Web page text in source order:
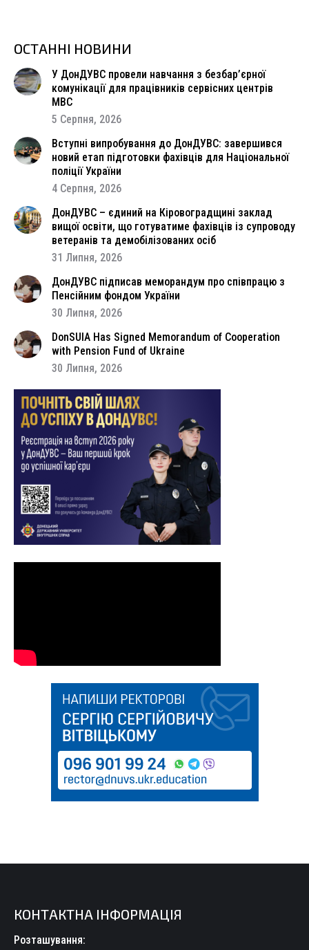
ОСТАННІ НОВИНИ
У ДонДУВС провели навчання з безбар’єрної
комунікації для працівників сервісних центрів
МВС
5 Серпня, 2026
Вступні випробування до ДонДУВС: завершився
новий етап підготовки фахівців для Національної
поліції України
4 Серпня, 2026
ДонДУВС – єдиний на Кіровоградщині заклад
вищої освіти, що готуватиме фахівців із супроводу
ветеранів та демобілізованих осіб
31 Липня, 2026
ДонДУВС підписав меморандум про співпрацю з
Пенсійним фондом України
30 Липня, 2026
DonSUIA Has Signed Memorandum of Cooperation
with Pension Fund of Ukraine
30 Липня, 2026
КОНТАКТНА ІНФОРМАЦІЯ
Розташування: